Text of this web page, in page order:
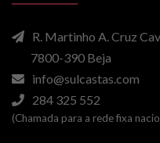
R. Martinho A. Cruz
7800-390 Beja
info@sulcastas.com
284 325 552
(Chamada para a rede fixa